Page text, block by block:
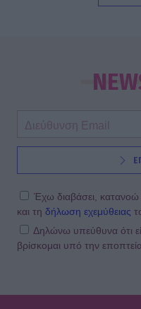
57 ετών; Και όμως!
έχει η τούρτα της
SHOWBIZ
Καλομοίρα: «Όταν
αναλυτικά τη συνταγή
μοιράστηκε
MEDIA
έθιμο της Καρπάθου
Έχω διαβάσει, κατανοώ
και τη δήλωση εχεμύθειας
Δηλώνω υπεύθυνα ότι
βρίσκομαι υπό την